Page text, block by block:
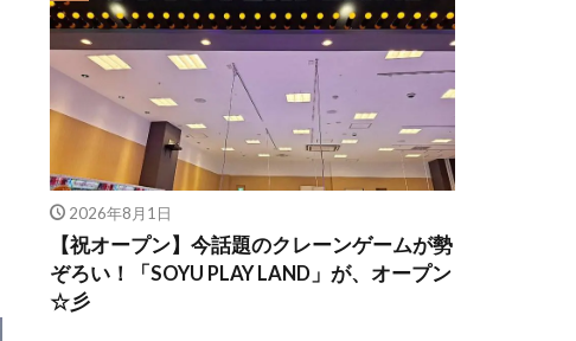
2026年8月1日
【祝オープン】今話題のクレーンゲームが勢
ぞろい！「SOYU PLAY LAND」が、オープン
☆彡